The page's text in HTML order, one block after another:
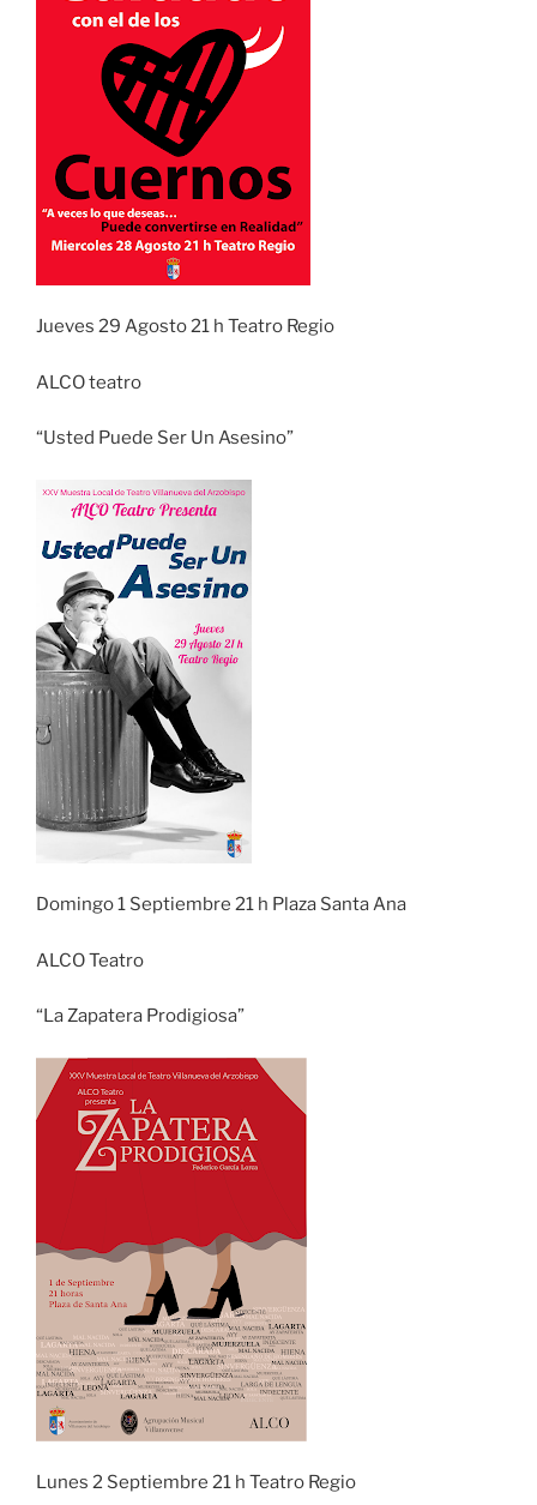
Jueves 29 Agosto 21 h Teatro Regio
ALCO teatro
“Usted Puede Ser Un Asesino”
Domingo 1 Septiembre 21 h Plaza Santa Ana
ALCO Teatro
“La Zapatera Prodigiosa”
Lunes 2 Septiembre 21 h Teatro Regio